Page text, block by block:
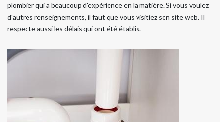
plombier qui a beaucoup d'expérience en la matière. Si vous voulez
d'autres renseignements, il faut que vous visitiez son site web. Il
respecte aussi les délais qui ont été établis.